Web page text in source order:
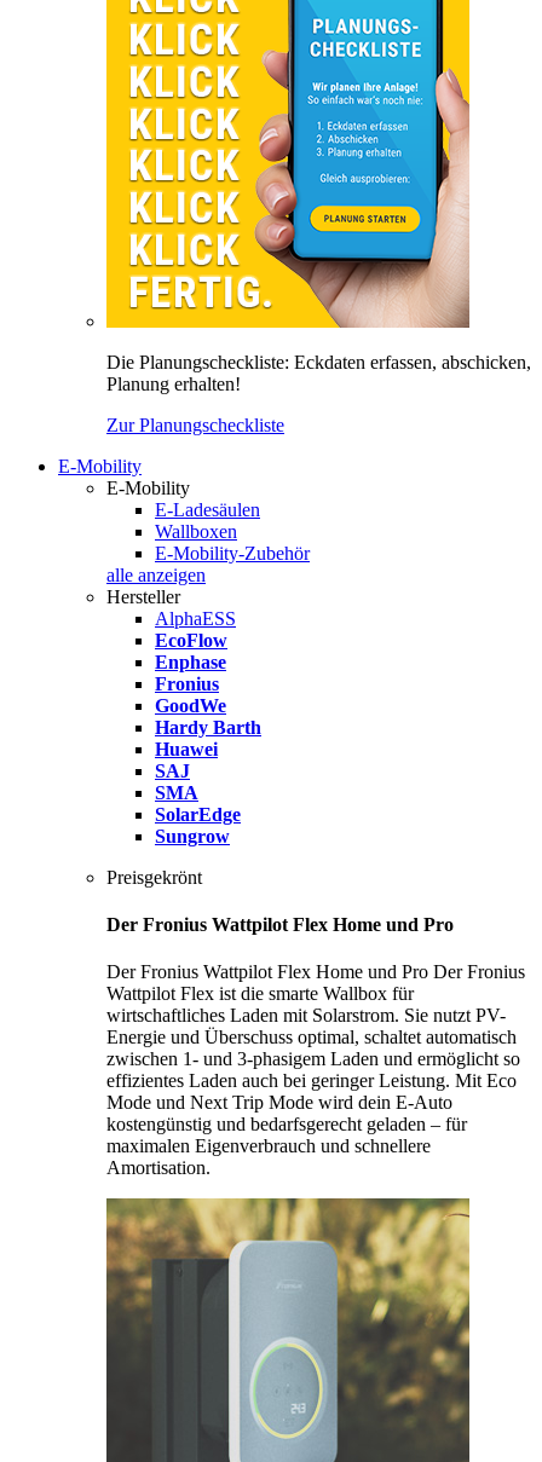
Die Planungscheckliste: Eckdaten erfassen, abschicken,
Planung erhalten!
Zur Planungscheckliste
E-Mobility
E-Mobility
E-Ladesäulen
Wallboxen
E-Mobility-Zubehör
alle anzeigen
Hersteller
AlphaESS
EcoFlow
Enphase
Fronius
GoodWe
Hardy Barth
Huawei
SAJ
SMA
SolarEdge
Sungrow
Preisgekrönt
Der Fronius Wattpilot Flex Home und Pro
Der Fronius Wattpilot Flex Home und Pro Der Fronius
Wattpilot Flex ist die smarte Wallbox für
wirtschaftliches Laden mit Solarstrom. Sie nutzt PV-
Energie und Überschuss optimal, schaltet automatisch
zwischen 1- und 3-phasigem Laden und ermöglicht so
effizientes Laden auch bei geringer Leistung. Mit Eco
Mode und Next Trip Mode wird dein E-Auto
kostengünstig und bedarfsgerecht geladen – für
maximalen Eigenverbrauch und schnellere
Amortisation.